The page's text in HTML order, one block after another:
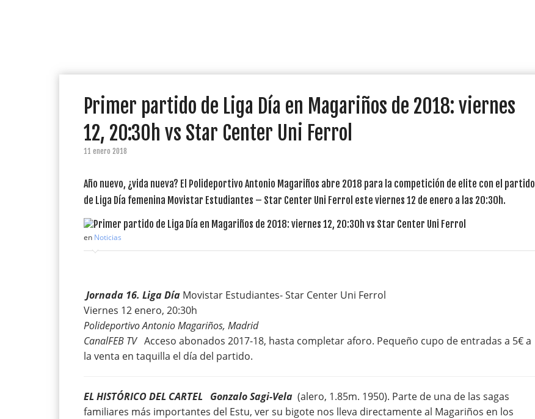
Primer partido de Liga Día en Magariños de 2018: viernes
12, 20:30h vs Star Center Uni Ferrol
11 enero 2018
Año nuevo, ¿vida nueva? El Polideportivo Antonio Magariños abre 2018 para la competición de elite con el partido
de Liga Día femenina Movistar Estudiantes – Star Center Uni Ferrol este viernes 12 de enero a las 20:30h.
en Noticias
Jornada 16. Liga Día Movistar Estudiantes- Star Center Uni Ferrol
Viernes 12 enero, 20:30h
Polideportivo Antonio Magariños, Madrid
CanalFEB TVAcceso abonados 2017-18, hasta completar aforo. Pequeño cupo de entradas a 5€ a
la venta en taquilla el día del partido.
EL HISTÓRICO DEL CARTEL Gonzalo Sagi-Vela (alero, 1.85m. 1950). Parte de una de las sagas
familiares más importantes del Estu, ver su bigote nos lleva directamente al Magariños en los